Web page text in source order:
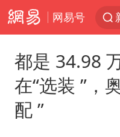
网易号
都是 34.98
在“选装 ”，
配 ”